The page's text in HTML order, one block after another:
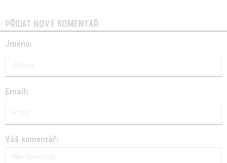
PŘIDAT NOVÝ KOMENTÁŘ
Jméno:
Email:
Váš komentář: